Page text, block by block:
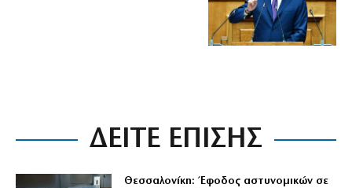
ΔΕΙΤΕ ΕΠΙΣΗΣ
Θεσσαλονίκη: Έφοδος αστυνομικών σε